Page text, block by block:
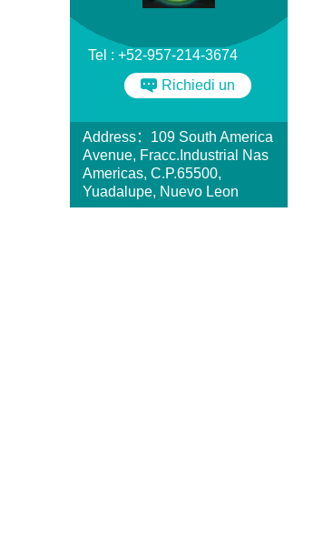
Tel : +52-957-214-3674
Richiedi un
Address：109 South America
Avenue, Fracc.Industrial Nas
Americas, C.P.65500,
Yuadalupe, Nuevo Leon